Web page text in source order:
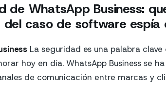
de WhatsApp Business:
caso de software espía
La seguridad es una palabra
hoy en día. WhatsApp Business se
de comunicación entre marcas y